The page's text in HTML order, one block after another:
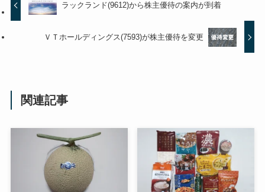
ラックランド(9612)から株主優待の案内が到着
ＶＴホールディングス(7593)が株主優待を変更
関連記事